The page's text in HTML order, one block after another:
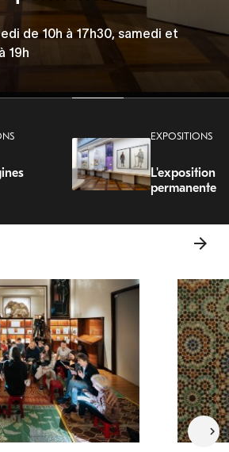
2026
de 10h à 17h30, samedi et
19h
de la Porte Dorée
à 19h.
EXPOSITIONS
L'exposition
permanente